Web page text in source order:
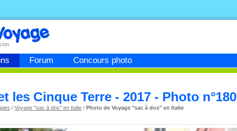
Forum Concours photo
les Cinque Terre - 2017 - Photo n°180
/ Voyage "sac à dos" en Italie/ Photo de Voyage "sac à dos" en Italie